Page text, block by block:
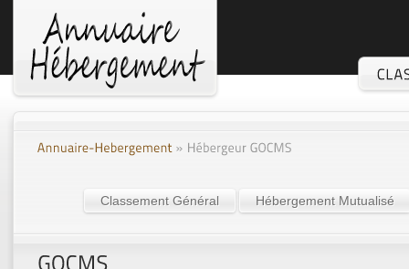
Classement Général Hébergement Mutualisé